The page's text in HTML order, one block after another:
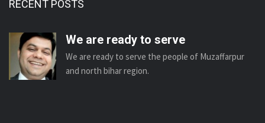
RECENT POSTS
We are ready to serve
We are ready to serve the people of Muzaffarpur
and north bihar region.